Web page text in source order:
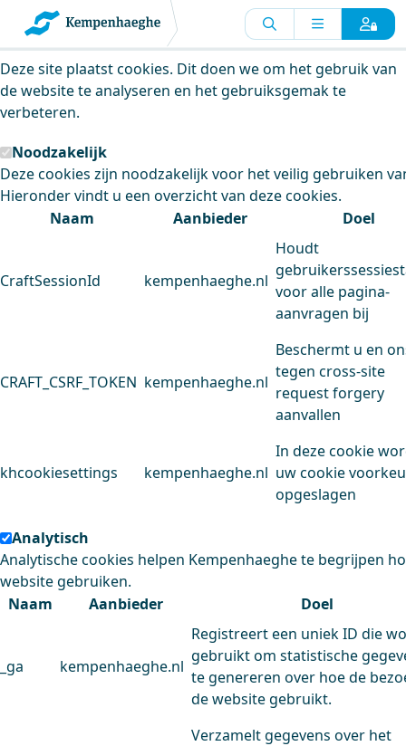
Kempenhaeghe maakt gebruik van
cookies
Deze site plaatst cookies. Dit doen we om het gebruik van
de website te analyseren en het gebruiksgemak te
verbeteren.
Noodzakelijk
Deze cookies zijn noodzakelijk voor het veilig gebruiken
Hieronder vindt u een overzicht van deze cookies.
Naam
Aanbieder Doel
CraftSessionId kempenhaeghe.nl
Houdt
voor alle pagina-
aanvragen bij
CRAFT_CSRF_TOKEN kempenhaeghe.nl
Beschermt u en
tegen cross-site
request forgery
aanvallen
khcookiesettings kempenhaeghe.nl
In deze cookie
uw cookie
opgeslagen
Analytisch
Analytische cookies helpen Kempenhaeghe te begrijpen
website gebruiken.
Naam
Aanbieder Doel
_ga kempenhaeghe.nl
Registreert een uniek ID die
gebruikt om statistische
te genereren over hoe de
de website gebruikt.
Verzamelt gegevens over het